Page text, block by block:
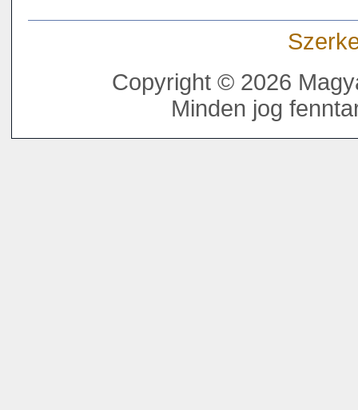
Copyright © 2026
Minden jog